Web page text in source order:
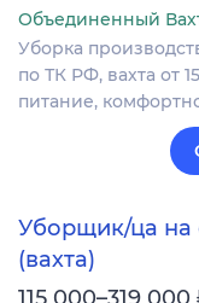
Объединенный
Уборка
по ТК РФ, вахта от
питание,
Уборщик/ца на
(вахта)